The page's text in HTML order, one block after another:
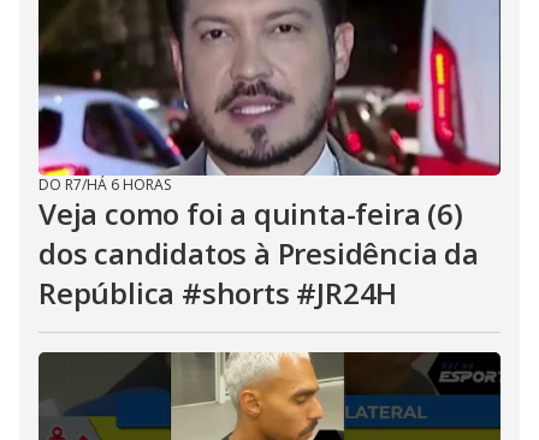
DO R7/HÁ 6 HORAS
Veja como foi a quinta-feira (6)
dos candidatos à Presidência da
República #shorts #JR24H